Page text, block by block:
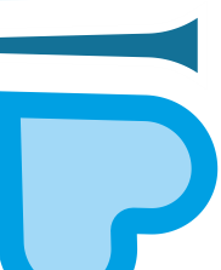
ТРАДИЦИИ
сотни